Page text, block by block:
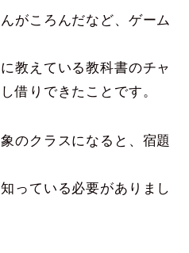
がころんだなど、ゲーム
教えている教科書のチャ
借りできたことです。
のクラスになると、宿題
っている必要がありまし